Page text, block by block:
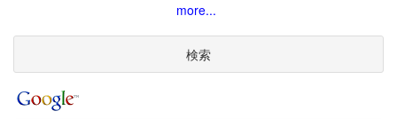
more...
検索